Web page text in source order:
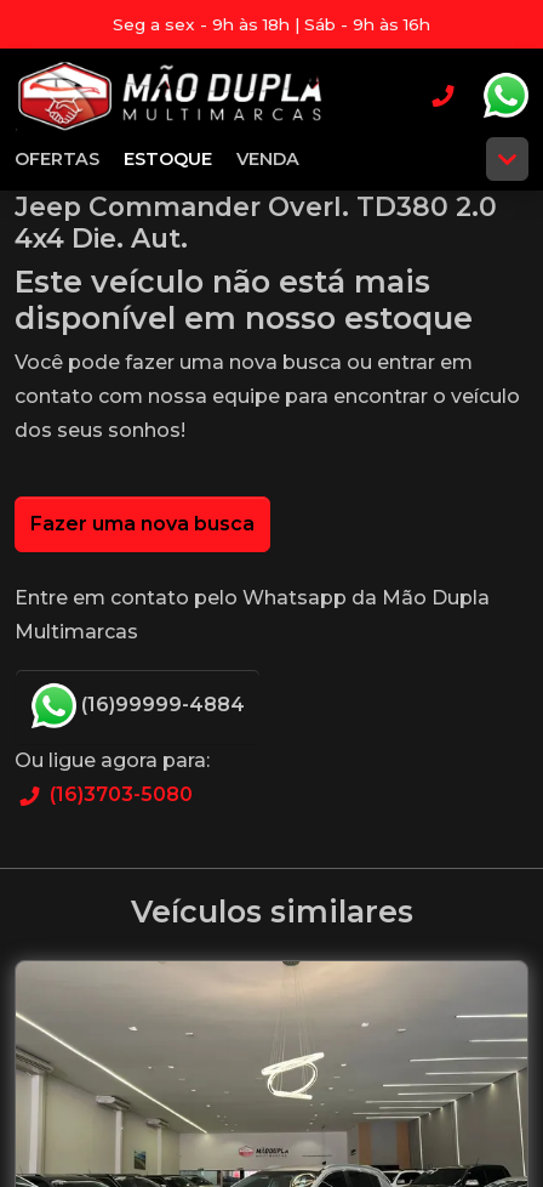
Seg a sex - 9h às 18h | Sáb - 9h às 16h
OFERTAS ESTOQUE VENDA
Jeep Commander Overl. TD380 2.0
4x4 Die. Aut.
Este veículo não está mais
disponível em nosso estoque
Você pode fazer uma nova busca ou entrar em
contato com nossa equipe para encontrar o veículo
dos seus sonhos!
Fazer uma nova busca
Entre em contato pelo Whatsapp da Mão Dupla
Multimarcas
(16)99999-4884
Ou ligue agora para:
(16)3703-5080
Veículos similares